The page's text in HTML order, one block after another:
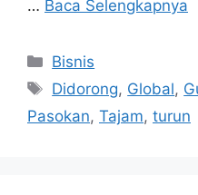
… Baca Selengkapnya
Kategori
Bisnis
Tag
Didorong, Global,
Pasokan, Tajam, turun